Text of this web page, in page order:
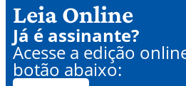
Leia Online
Já é assinante?
Acesse a edição
botão abaixo: